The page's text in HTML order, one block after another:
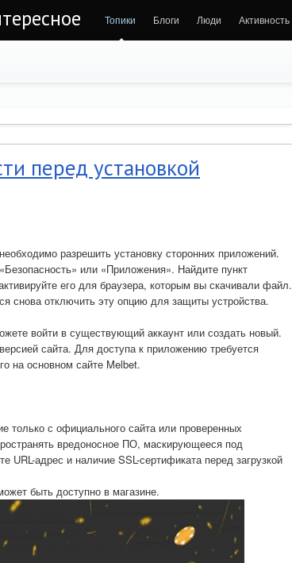
Топики Блоги Люди Активность
перед установкой
разрешить установку сторонних приложений.
или «Приложения». Найдите пункт
его для браузера, которым вы скачивали файл.
снова отключить эту опцию для защиты устройства.
войти в существующий аккаунт или создать новый.
сайта. Для доступа к приложению требуется
на основном сайте Melbet.
только с официального сайта или проверенных
вредоносное ПО, маскирующееся под
URL-адрес и наличие SSL-сертификата перед загрузкой
быть доступно в магазине.